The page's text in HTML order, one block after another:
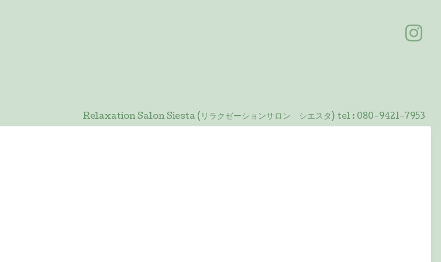
Relaxation Salon Siesta (リラクゼーションサロン シエスタ) tel : 080-9421-7953